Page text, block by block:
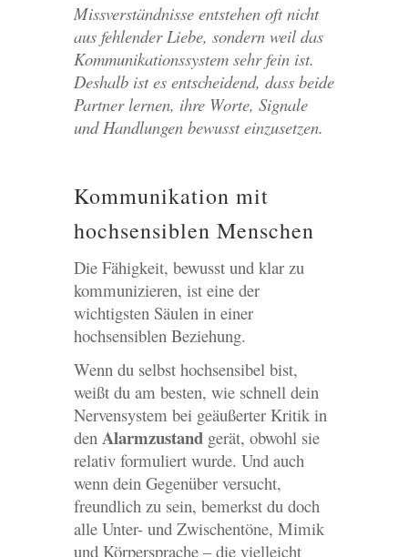
Missverständnisse entstehen oft nicht
aus fehlender Liebe, sondern weil das
Kommunikationssystem sehr fein ist.
Deshalb ist es entscheidend, dass beide
Partner lernen, ihre Worte, Signale
und Handlungen bewusst einzusetzen.
Kommunikation mit
hochsensiblen Menschen
Die Fähigkeit, bewusst und klar zu
kommunizieren, ist eine der
wichtigsten Säulen in einer
hochsensiblen Beziehung.
Wenn du selbst hochsensibel bist,
weißt du am besten, wie schnell dein
Nervensystem bei geäußerter Kritik in
den Alarmzustand gerät, obwohl sie
relativ formuliert wurde. Und auch
wenn dein Gegenüber versucht,
freundlich zu sein, bemerkst du doch
alle Unter- und Zwischentöne, Mimik
und Körpersprache – die vielleicht